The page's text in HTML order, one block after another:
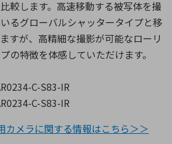
較します。高速移動する被写体を撮
るグローバルシャッタータイプと移
すが、高精細な撮影が可能なローリ
の特徴を体感していただけます。
C-S83-IR
C-S83-IR
カメラに関する情報はこちら＞＞